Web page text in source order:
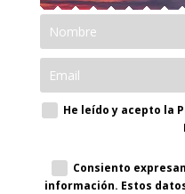
He leído y acepto la
Consiento
información. Estos